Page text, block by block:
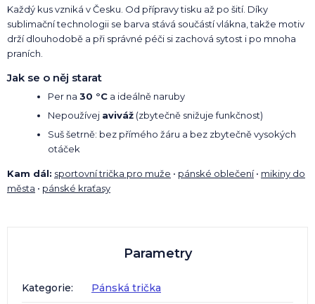
Každý kus vzniká v Česku. Od přípravy tisku až po šití. Díky
sublimační technologii se barva stává součástí vlákna, takže motiv
drží dlouhodobě a při správné péči si zachová sytost i po mnoha
praních.
Jak se o něj starat
Per na 30 °C a ideálně naruby
Nepoužívej aviváž (zbytečně snižuje funkčnost)
Suš šetrně: bez přímého žáru a bez zbytečně vysokých
otáček
Kam dál: sportovní trička pro muže • pánské oblečení• mikiny do
města • pánské kraťasy
Parametry
Kategorie: Pánská trička